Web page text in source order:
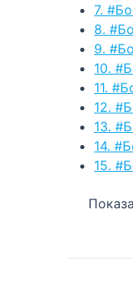
7.
8.
9.
10.
11.
12.
13.
14.
15.